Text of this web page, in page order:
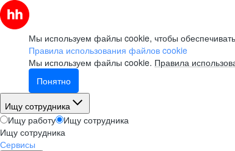
Мы используем файлы cookie, чтобы
Правила использования файлов cookie
Мы используем файлы cookie. Правила
Понятно
Ищу сотрудника
Ищу работу
Ищу сотрудника
Ищу сотрудника
Сервисы